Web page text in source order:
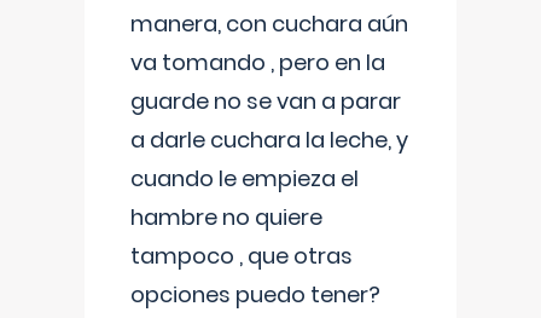
manera, con cuchara aún
va tomando , pero en la
guarde no se van a parar
a darle cuchara la leche, y
cuando le empieza el
hambre no quiere
tampoco , que otras
opciones puedo tener?